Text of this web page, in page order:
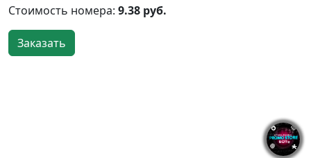
Стоимость номера: 9.38 руб.
Заказать